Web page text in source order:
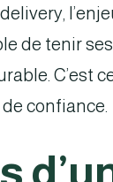
de tenir
C’est
confiance.